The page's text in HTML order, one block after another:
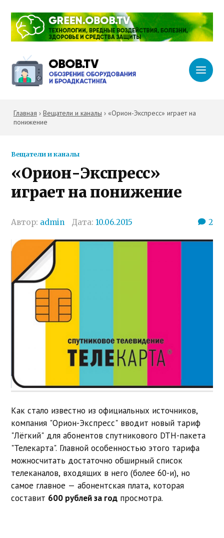
Главная › Вещатели и каналы › «Орион-Экспресс» играет на
понижение
Вещатели и каналы
«Орион-Экспресс»
играет на понижение
Автор: admin Дата:10.06.2015 2
Как стало известно из официальных источников,
компания "Орион-Экспресс" вводит новый тариф
"Лёгкий" для абонентов спутникового DTH-пакета
"Телекарта". Главной особенностью этого тарифа
можносчитать достаточно обширный список
телеканалов, входящих в него (более 60-и), но
самое главное — абонентская плата, которая
составит 600 рублей за год просмотра.